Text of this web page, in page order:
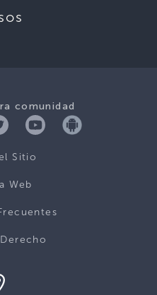
comunidad
Sitio
Web